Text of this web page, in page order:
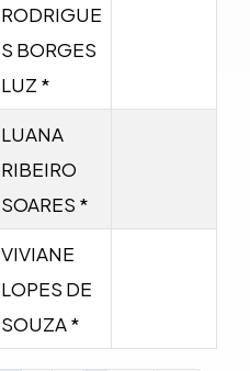
RODRIGUE
S BORGES
LUZ *
LUANA
RIBEIRO
SOARES *
VIVIANE
LOPES DE
SOUZA *